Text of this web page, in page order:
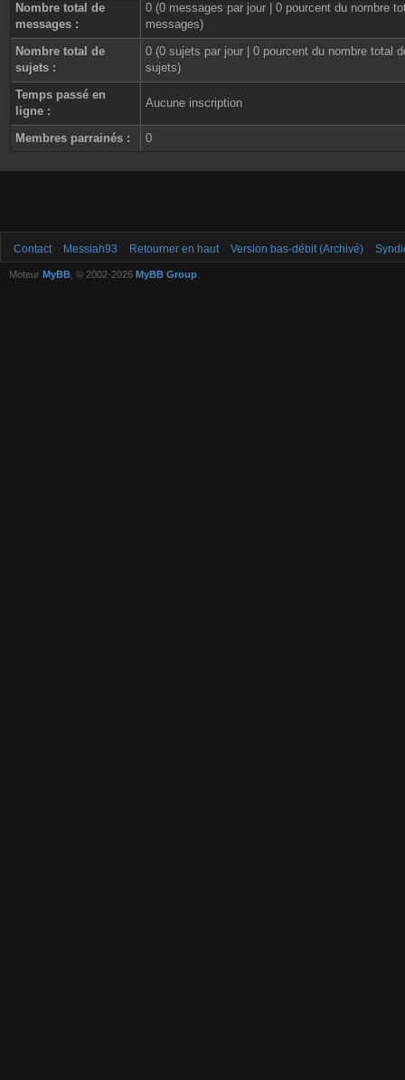
Nombre total de
messages :
0 (0 messages par jour | 0 pourcent du nombre
messages)
Nombre total de
sujets :
0 (0 sujets par jour | 0 pourcent du nombre total
sujets)
Temps passé en
ligne :
Aucune inscription
Membres parrainés : 0
Contact Messiah93 Retourner en haut Version bas-débit (Archivé)
Moteur MyBB , © 2002-2026 MyBB Group